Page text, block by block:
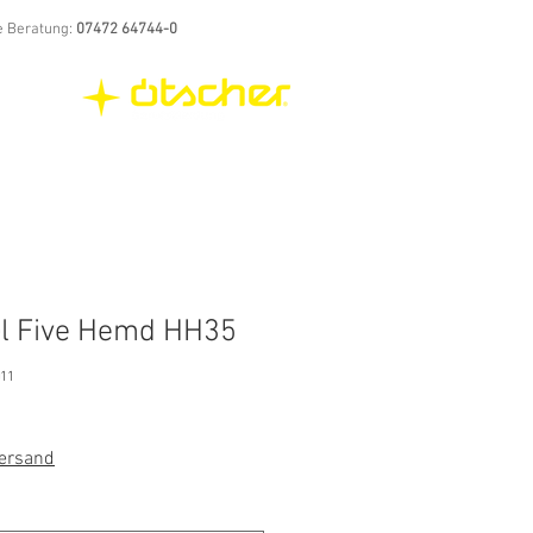
Beratung: 07472 64744-0
Five Hemd HH35